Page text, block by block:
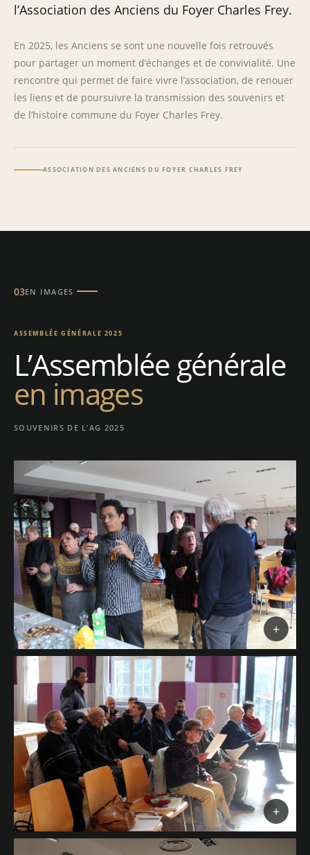
l’Association des Anciens du Foyer Charles Frey.
En 2025, les Anciens se sont une nouvelle fois retrouvés
pour partager un moment d’échanges et de convivialité. Une
rencontre qui permet de faire vivre l’association, de renouer
les liens et de poursuivre la transmission des souvenirs et
de l’histoire commune du Foyer Charles Frey.
ASSOCIATION DES ANCIENS DU FOYER CHARLES FREY
03EN IMAGES
ASSEMBLÉE GÉNÉRALE 2025
L’Assemblée générale
en images
SOUVENIRS DE L’AG 2025